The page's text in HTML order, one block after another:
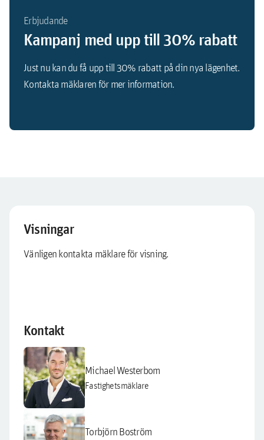
Erbjudande
Kampanj med upp till 30% rabatt
Just nu kan du få upp till 30% rabatt på din nya lägenhet.
Kontakta mäklaren för mer information.
Visningar
Vänligen kontakta mäklare för visning.
Kontakt
Michael Westerbom
Fastighetsmäklare
Torbjörn Boström